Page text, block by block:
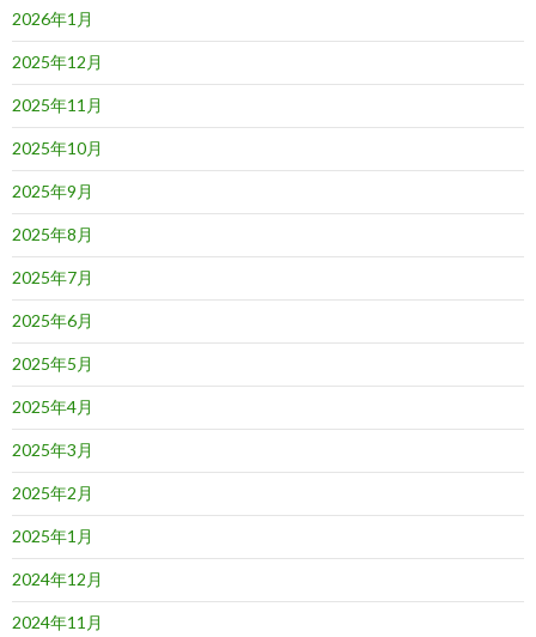
2026年1月
2025年12月
2025年11月
2025年10月
2025年9月
2025年8月
2025年7月
2025年6月
2025年5月
2025年4月
2025年3月
2025年2月
2025年1月
2024年12月
2024年11月